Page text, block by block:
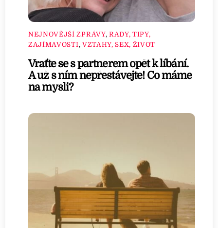
NEJNOVĚJŠÍ ZPRÁVY, RADY, TIPY,
ZAJÍMAVOSTI, VZTAHY, SEX, ŽIVOT
Vraťte se s partnerem opět k líbání.
A už s ním nepřestávejte! Co máme
na mysli?